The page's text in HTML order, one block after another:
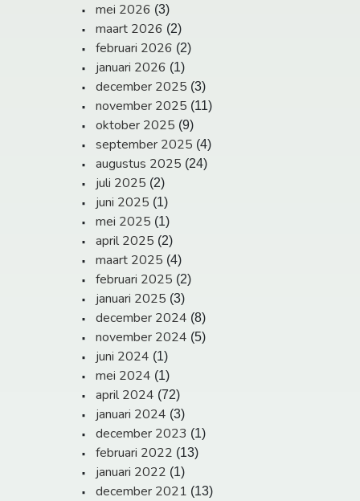
mei 2026 (3)
maart 2026 (2)
februari 2026 (2)
januari 2026 (1)
december 2025 (3)
november 2025 (11)
oktober 2025 (9)
september 2025 (4)
augustus 2025 (24)
juli 2025 (2)
juni 2025 (1)
mei 2025 (1)
april 2025 (2)
maart 2025 (4)
februari 2025 (2)
januari 2025 (3)
december 2024 (8)
november 2024 (5)
juni 2024 (1)
mei 2024 (1)
april 2024 (72)
januari 2024 (3)
december 2023 (1)
februari 2022 (13)
januari 2022 (1)
december 2021 (13)